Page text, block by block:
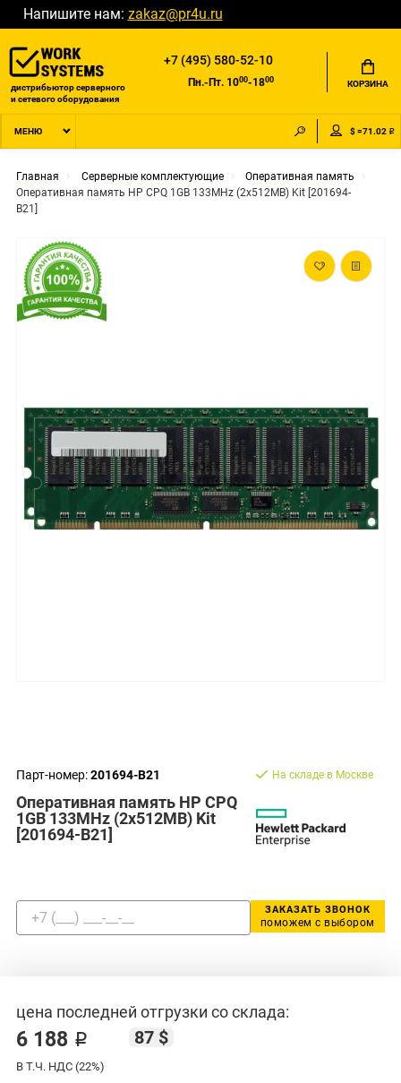
Напишите нам: zakaz@pr4u.ru
дистрибьютор серверного
и сетевого оборудования
+7 (495) 580-52-10
Пн.-Пт. 1000-1800 КОРЗИНА
МЕНЮ $ =71.02 ₽
Главная Серверные комплектующие
Оперативная память
Оперативная память HP CPQ 1GB 133MHz (2x512MB) Kit [201694-
B21]
Парт-номер:201694-B21
Оперативная память HP CPQ
1GB 133MHz (2x512MB) Kit
[201694-B21]
На складе в Москве
ЗАКАЗАТЬ ЗВОНОК
поможем с выбором
цена последней отгрузки со склада:
6 188 ₽ 87 $
В Т.Ч. НДС (22%)